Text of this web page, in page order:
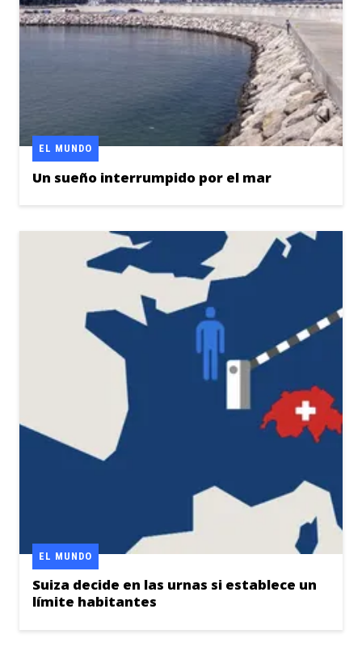
Un sueño interrumpido por el mar
EL MUNDO
Suiza decide en las urnas si establece un
límite habitantes
EL MUNDO